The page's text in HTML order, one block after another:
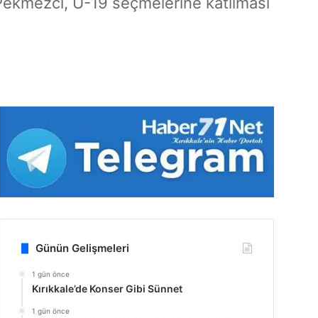
Günün Gelişmeleri
1 gün önce
Kırıkkale’de Konser Gibi Sünnet
1 gün önce